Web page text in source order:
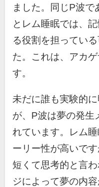
ました。同じP波で
とレム睡眠では、
る役割を担ってい
た。これは、アカ
す。
未だに誰も実験的
が、 P波は夢の発生
れています。レム
ーリー性が高いで
短くて思考的と言
ジによって夢の内容